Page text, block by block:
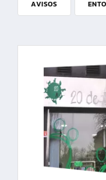
AVISOS